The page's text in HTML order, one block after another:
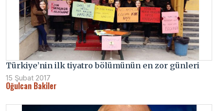
Türkiye’nin ilk tiyatro bölümünün en zor günleri
15 Şubat 2017
Oğulcan Bakiler